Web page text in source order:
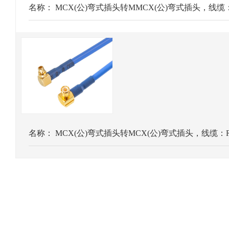
名称： MCX(公)弯式插头转MMCX(公)弯式插头，线缆
名称： MCX(公)弯式插头转MCX(公)弯式插头，线缆：